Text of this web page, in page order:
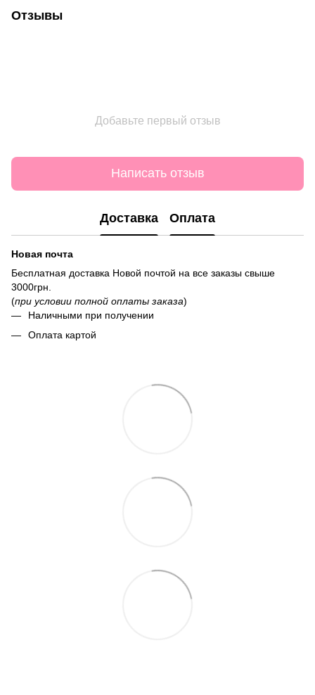
Отзывы
Добавьте первый отзыв
Написать отзыв
Доставка Оплата
Новая почта
Бесплатная доставка Новой почтой на все заказы свыше
3000грн.
(при условии полной оплаты заказа)
Наличными при получении
Оплата картой